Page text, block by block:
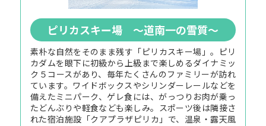
ピリカスキー場 ～道南一の雪質～
素朴な自然をそのまま残す「ピリカスキー場」。ピリ
カダムを眼下に初級から上級まで楽しめるダイナミッ
ク５コースがあり、毎年たくさんのファミリーが訪れ
ています。ワイドボックスやシリンダーレールなどを
備えたミニパーク、ゲレ食には、がっつりお肉が乗っ
たどんぶりや軽食なども楽しみ。スポーツ後は隣接さ
れた宿泊施設「クアプラザピリカ」で、温泉・露天風